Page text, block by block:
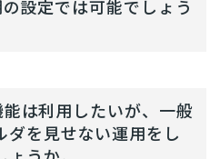
設定では可能でしょう
は利用したいが、一般
ダを見せない運用をし